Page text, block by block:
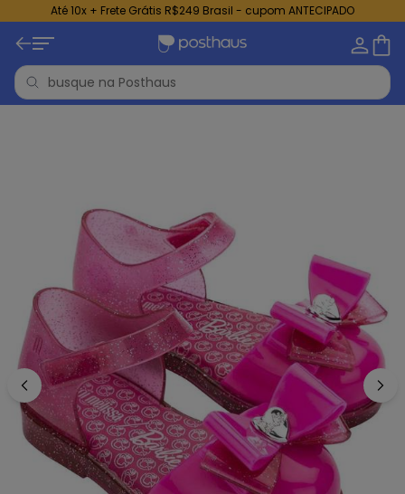
Até 10x + Frete Grátis R$249 Brasil - cupom ANTECIPADO